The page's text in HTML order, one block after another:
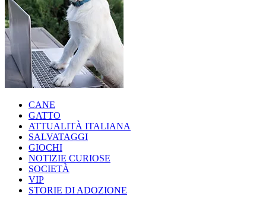
CANE
GATTO
ATTUALITÀ ITALIANA
SALVATAGGI
GIOCHI
NOTIZIE CURIOSE
SOCIETÀ
VIP
STORIE DI ADOZIONE